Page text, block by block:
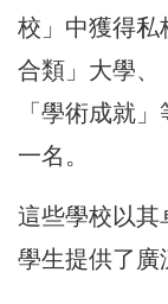
校」中獲得私
合類」大學、
「學術成就
一名。
這些學校以其
學生提供了廣